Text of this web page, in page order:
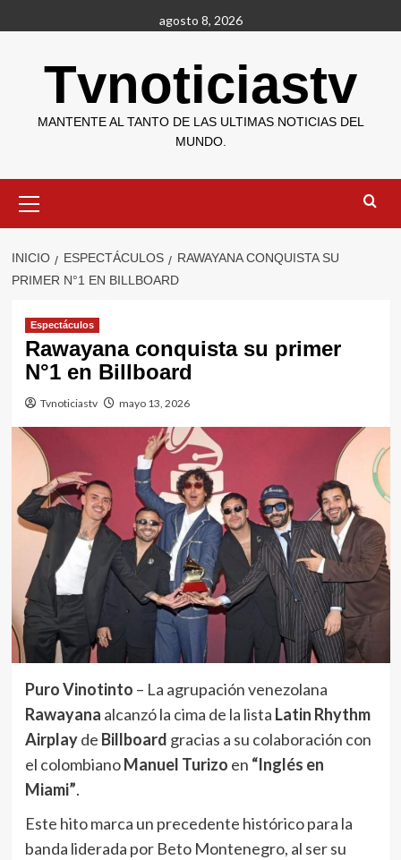
al
agosto 8, 2026
Tvnoticiastv
MANTENTE AL TANTO DE LAS ULTIMAS NOTICIAS DEL
MUNDO.
primario
INICIO ESPECTÁCULOS
RAWAYANA CONQUISTA SU
PRIMER N°1 EN BILLBOARD
Espectáculos
Rawayana conquista su primer
N°1 en Billboard
Tvnoticiastv mayo 13, 2026
Puro Vinotinto – La agrupación venezolana
Rawayana alcanzó la cima de la lista Latin Rhythm
Airplayde Billboard gracias a su colaboración con
el colombianoManuel Turizo en “Inglés en
Miami”.
Este hito marca un precedente histórico para la
banda liderada por Beto Montenegro, al ser su